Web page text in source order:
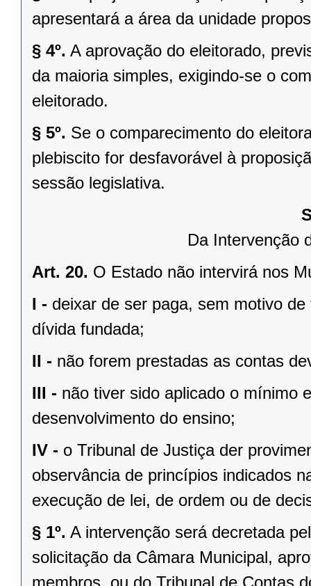
apresentará a área da unidade
§ 4º. A aprovação do eleitorado,
da maioria simples, exigindo-se o
eleitorado.
§ 5º. Se o comparecimento do
plebiscito for desfavorável à
sessão legislativa.
Da Intervenção
Art. 20. O Estado não intervirá nos
I - deixar de ser paga, sem motivo
dívida fundada;
II - não forem prestadas as contas
III - não tiver sido aplicado o mínimo
desenvolvimento do ensino;
IV - o Tribunal de Justiça der
observância de princípios indicados
execução de lei, de ordem ou de
§ 1º. A intervenção será decretada
solicitação da Câmara Municipal,
membros, ou do Tribunal de Contas